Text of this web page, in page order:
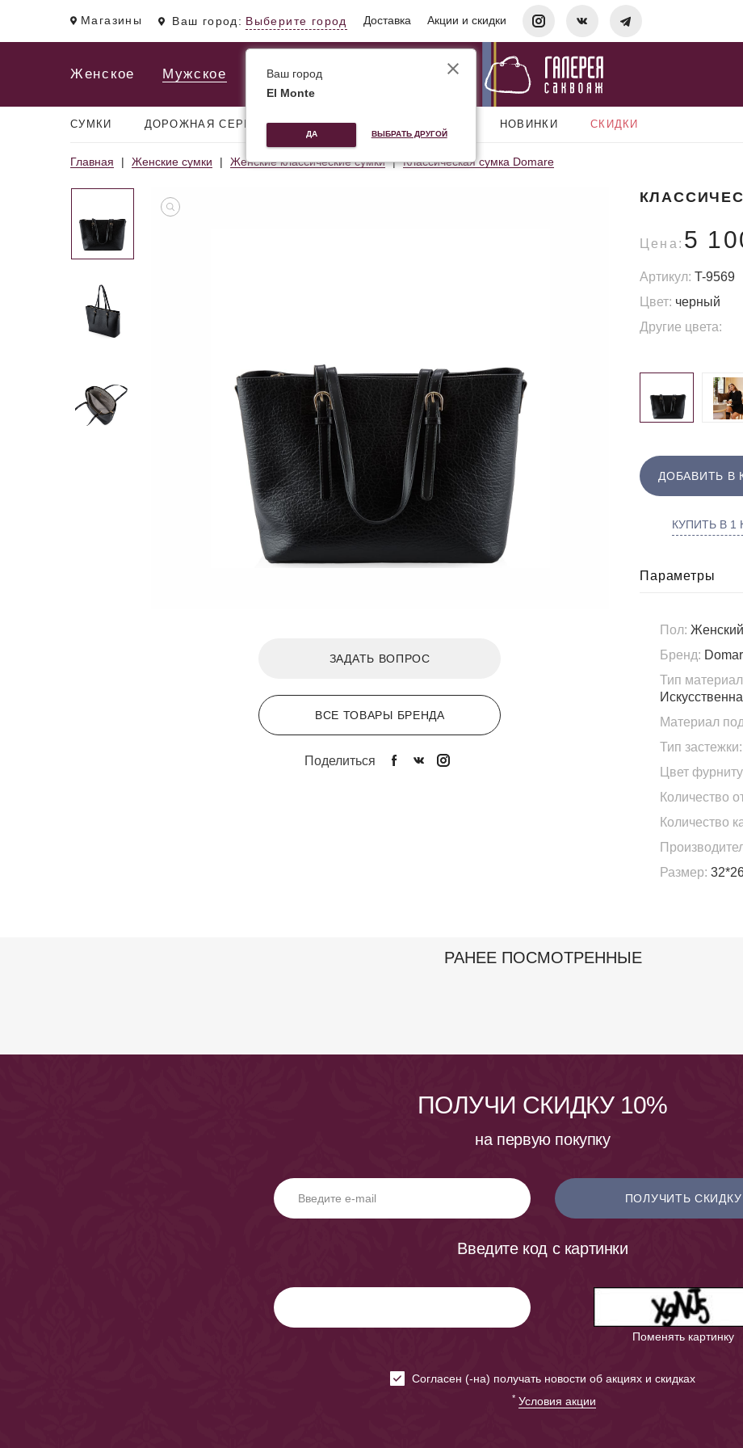
Магазины Ваш город: Выберите город Доставка Акции и скидки
Женское Мужское
СУМКИ ДОРОЖНАЯ СЕРИЯ РЮКЗАКИ НОВИНКИ СКИДКИ
Главная Женские сумки Женские классические сумки Классическая сумка Domare
ЗАДАТЬ ВОПРОС
ВСЕ ТОВАРЫ БРЕНДА
Поделиться
Цена: 5
Артикул: T-9569
Цвет: черный
Другие цвета:
ДОБАВИТЬ В
КУПИТЬ В 1
Параметры
Пол: Женский
Бренд:
Тип
Материал
Тип застежки:
Цвет
Количество
Количество
Размер:
РАНЕЕ ПОСМОТРЕННЫЕ
ПОЛУЧИ СКИДКУ 10%
на первую покупку
ПОЛУЧИТЬ СКИДКУ
Введите код с картинки
Поменять картинку
Cогласен (-на) получать новости об акциях и скидках
* Условия акции
Ваш город
El Monte
ДА ВЫБРАТЬ ДРУГОЙ